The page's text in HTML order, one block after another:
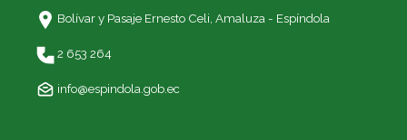
Bolívar y Pasaje Ernesto Celi, Amaluza - Espíndola
2 653 264
info@espindola.gob.ec